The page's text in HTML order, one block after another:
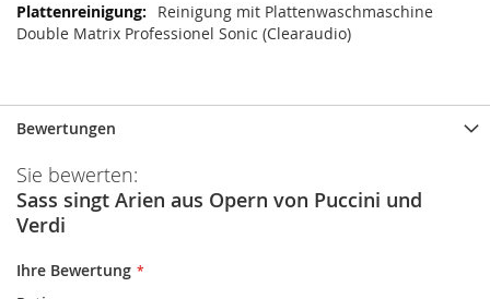
Reinigung mit Plattenwaschmaschine
Double Matrix Professionel Sonic (Clearaudio)
Bewertungen
Sie bewerten:
Sass singt Arien aus Opern von Puccini und
Verdi
Ihre Bewertung